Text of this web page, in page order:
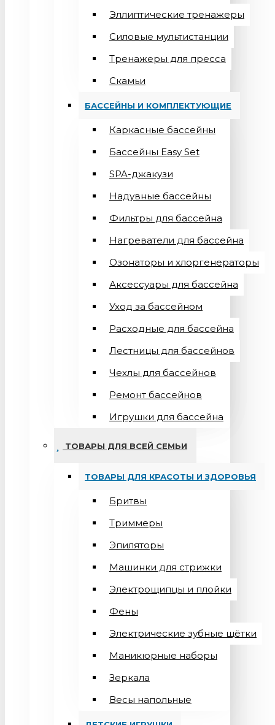
Эллиптические тренажеры
Силовые мультистанции
Тренажеры для пресса
Скамьи
БАССЕЙНЫ И КОМПЛЕКТУЮЩИЕ
Каркасные бассейны
Бассейны Easy Set
SPA-джакузи
Надувные бассейны
Фильтры для бассейна
Нагреватели для бассейна
Озонаторы и хлоргенераторы
Аксессуары для бассейна
Уход за бассейном
Расходные для бассейна
Лестницы для бассейнов
Чехлы для бассейнов
Ремонт бассейнов
Игрушки для бассейна
ТОВАРЫ ДЛЯ ВСЕЙ СЕМЬИ
ТОВАРЫ ДЛЯ КРАСОТЫ И ЗДОРОВЬЯ
Бритвы
Триммеры
Эпиляторы
Машинки для стрижки
Электрощипцы и плойки
Фены
Электрические зубные щётки
Маникюрные наборы
Зеркала
Весы напольные